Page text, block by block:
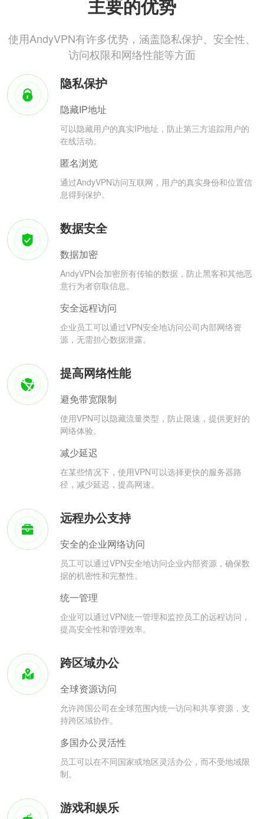
主要的优势
使用AndyVPN有许多优势，涵盖隐私保护、安全性、
访问权限和网络性能等方面
隐私保护
隐藏IP地址
可以隐藏用户的真实IP地址，防止第三方追踪用户的
在线活动。
匿名浏览
通过AndyVPN访问互联网，用户的真实身份和位置信
息得到保护。
数据安全
数据加密
AndyVPN会加密所有传输的数据，防止黑客和其他恶
意行为者窃取信息。
安全远程访问
企业员工可以通过VPN安全地访问公司内部网络资
源，无需担心数据泄露。
提高网络性能
避免带宽限制
使用VPN可以隐藏流量类型，防止限速，提供更好的
网络体验。
减少延迟
在某些情况下，使用VPN可以选择更快的服务器路
径，减少延迟，提高网速。
远程办公支持
安全的企业网络访问
员工可以通过VPN安全地访问企业内部资源，确保数
据的机密性和完整性。
统一管理
企业可以通过VPN统一管理和监控员工的远程访问，
提高安全性和管理效率。
跨区域办公
全球资源访问
允许跨国公司在全球范围内统一访问和共享资源，支
持跨区域协作。
多国办公灵活性
员工可以在不同国家或地区灵活办公，而不受地域限
制。
游戏和娱乐